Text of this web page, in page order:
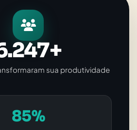
sua produtividade
85%